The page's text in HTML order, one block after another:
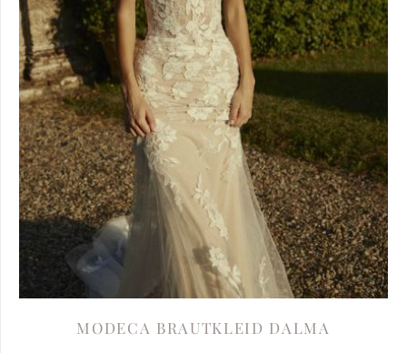
MODECA BRAUTKLEID DALMA